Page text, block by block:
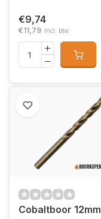
€9,74
€11,79 Incl. btw
Cobaltboor 12mm